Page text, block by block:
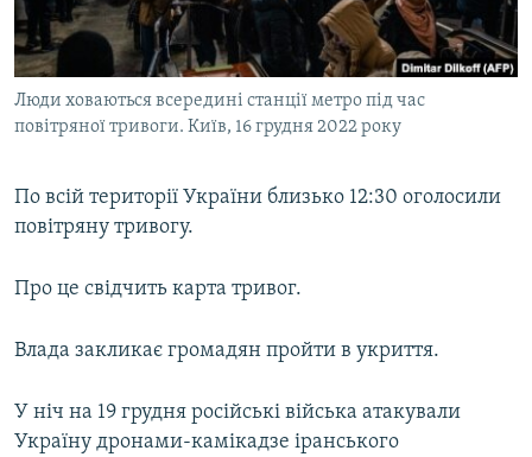
ВІДЕОУРОКИ «ELIFBE»
СВІДЧЕННЯ ОКУПАЦІЇ
УКРАЇНСЬКА ПРОБЛЕМА КРИМУ
Русский
Qırımtatar
Люди ховаються всередині станції метро під час
повітряної тривоги. Київ, 16 грудня 2022 року
По всій території України близько 12:30 оголосили
повітряну тривогу.
Про це свідчить карта тривог.
Влада закликає громадян пройти в укриття.
У ніч на 19 грудня російські війська атакували
Україну дронами-камікадзе іранського